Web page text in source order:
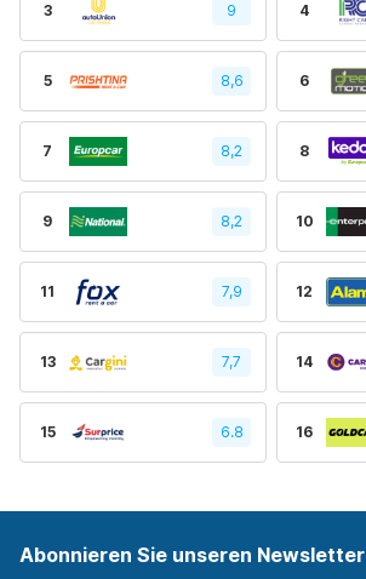
3 9 4
5 8,6 6
7 8,2 8
9 8,2 10
11 7,9 12
13 7,7 14
15 6.8 16
Abonnieren Sie unseren Newsletter